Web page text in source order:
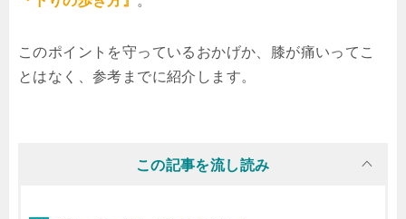
このポイントを守っているおかげか、膝が痛いってこ
とはなく、参考までに紹介します。